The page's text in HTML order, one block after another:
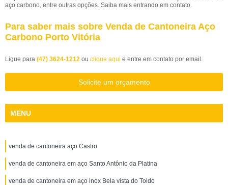
aço carbono, entre outras opções. Saiba mais entrando em contato.
Para saber mais sobre Venda de Cantoneira Aço
Carbono Porto Vitória
Ligue para (47) 3624-1212 ou clique aqui e entre em contato por email.
Solicite um orçamento
MENU
venda de cantoneira aço Castro
venda de cantoneira em aço Santo Antônio da Platina
venda de cantoneira em aço inox Bela vista do Toldo